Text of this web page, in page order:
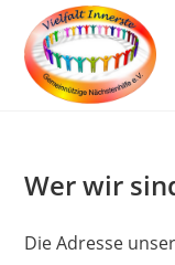
Inhalt
springen
Wer wir
Die Adresse